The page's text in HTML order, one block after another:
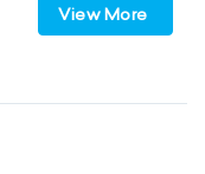
View More